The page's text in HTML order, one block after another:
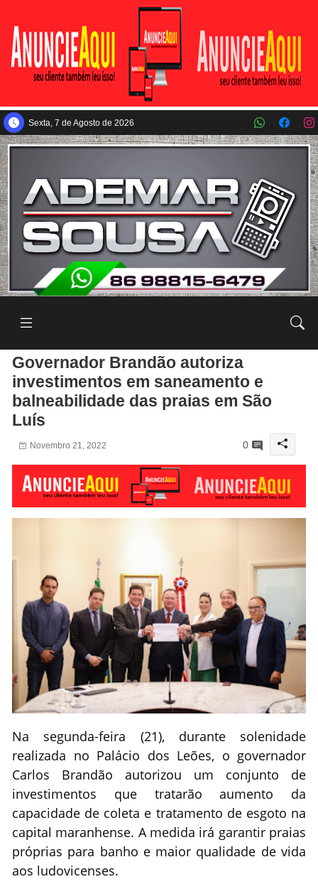
Pular para o conteúdo principal
Sexta, 7 de Agosto de 2026
Governador Brandão autoriza
investimentos em saneamento e
balneabilidade das praias em São
Luís
Novembro 21, 2022 0
Na segunda-feira (21), durante solenidade
realizada no Palácio dos Leões, o governador
Carlos Brandão autorizou um conjunto de
investimentos que tratarão aumento da
capacidade de coleta e tratamento de esgoto na
capital maranhense. A medida irá garantir praias
próprias para banho e maior qualidade de vida
aos ludovicenses.